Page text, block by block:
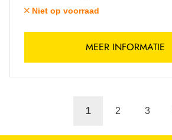
Niet op voorraad
MEER INFORMATIE
1 2 3